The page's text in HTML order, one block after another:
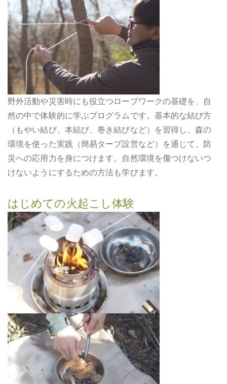
野外活動や災害時にも役立つロープワークの基礎を、自
然の中で体験的に学ぶプログラムです。基本的な結び方
（もやい結び、本結び、巻き結びなど）を習得し、森の
環境を使った実践（簡易タープ設営など）を通じて、防
災への応用力を身につけます。自然環境を傷つけないつ
けないようにするための方法も学びます。
はじめての火起こし体験